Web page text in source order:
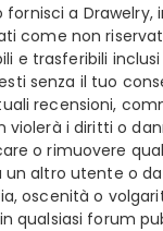
a
come non
trasferibili
senza il tuo
recensioni,
i diritti o
o rimuovere
altro utente o
oscenità o
qualsiasi forum